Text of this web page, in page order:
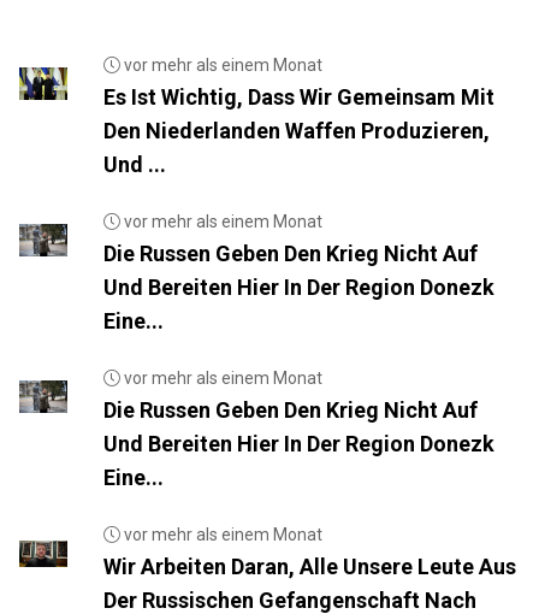
vor mehr als einem Monat
Es Ist Wichtig, Dass Wir Gemeinsam Mit
Den Niederlanden Waffen Produzieren,
Und ...
vor mehr als einem Monat
Die Russen Geben Den Krieg Nicht Auf
Und Bereiten Hier In Der Region Donezk
Eine...
vor mehr als einem Monat
Die Russen Geben Den Krieg Nicht Auf
Und Bereiten Hier In Der Region Donezk
Eine...
vor mehr als einem Monat
Wir Arbeiten Daran, Alle Unsere Leute Aus
Der Russischen Gefangenschaft Nach